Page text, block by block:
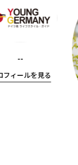
--
フィールを見る